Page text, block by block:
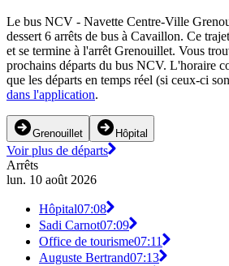
Le bus NCV - Navette Centre-Ville
dessert 6 arrêts de bus à Cavaillon. Ce
et se termine à l'arrêt Grenouillet. Vous
prochains départs du bus NCV. L'horaire
que les départs en temps réel (si ceux-ci
dans l'application.
Grenouillet Hôpital
Voir plus de départs
Arrêts
lun. 10 août 2026
Hôpital07:08
Sadi Carnot07:09
Office de tourisme07:11
Auguste Bertrand07:13